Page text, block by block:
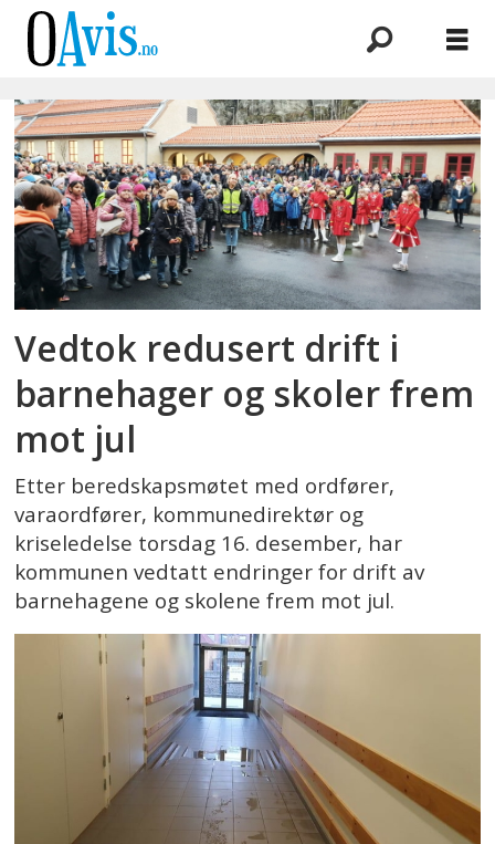
Emne:
drift
Vedtok redusert drift i
barnehager og skoler frem
mot jul
Etter beredskapsmøtet med ordfører,
varaordfører, kommunedirektør og
kriseledelse torsdag 16. desember, har
kommunen vedtatt endringer for drift av
barnehagene og skolene frem mot jul.